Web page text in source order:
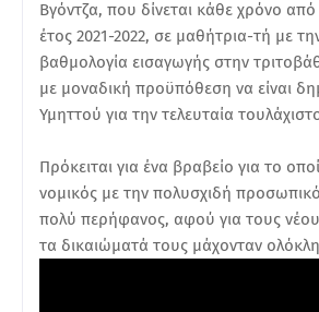
Βγόντζα, που δίνεται κάθε χρόνο από
έτος 2021-2022, σε μαθήτρια-τή με
βαθμολογία εισαγωγής στην
με μοναδική προϋπόθεση να είναι
Υμηττού για την τελευταία
Πρόκειται για ένα βραβείο για το
νομικός με την πολυσχιδή
πολύ περήφανος, αφού για τους
τα δικαιώματά τους μάχονταν